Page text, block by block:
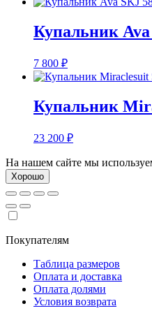
Купальник
7 800 ₽
Купальник
23 200 ₽
На нашем сайте мы
Хорошо
Покупателям
Таблица размеров
Оплата и доставка
Оплата долями
Условия возврата